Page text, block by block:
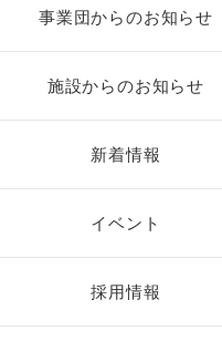
事業団からのお知らせ
施設からのお知らせ
新着情報
イベント
採用情報